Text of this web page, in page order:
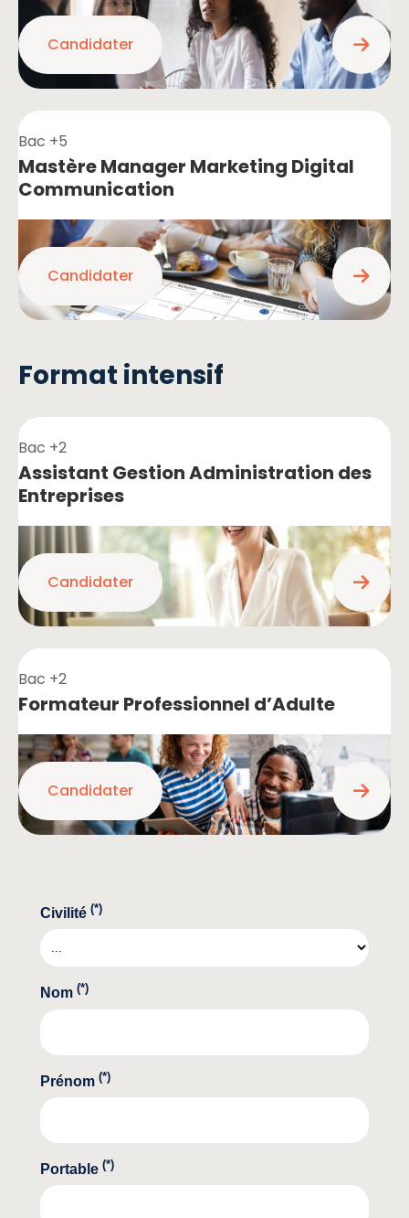
Candidater
Bac +5
Mastère Manager Marketing Digital
Communication
Candidater
Format intensif
Bac +2
Assistant Gestion Administration des
Entreprises
Candidater
Bac +2
Formateur Professionnel d’Adulte
Candidater